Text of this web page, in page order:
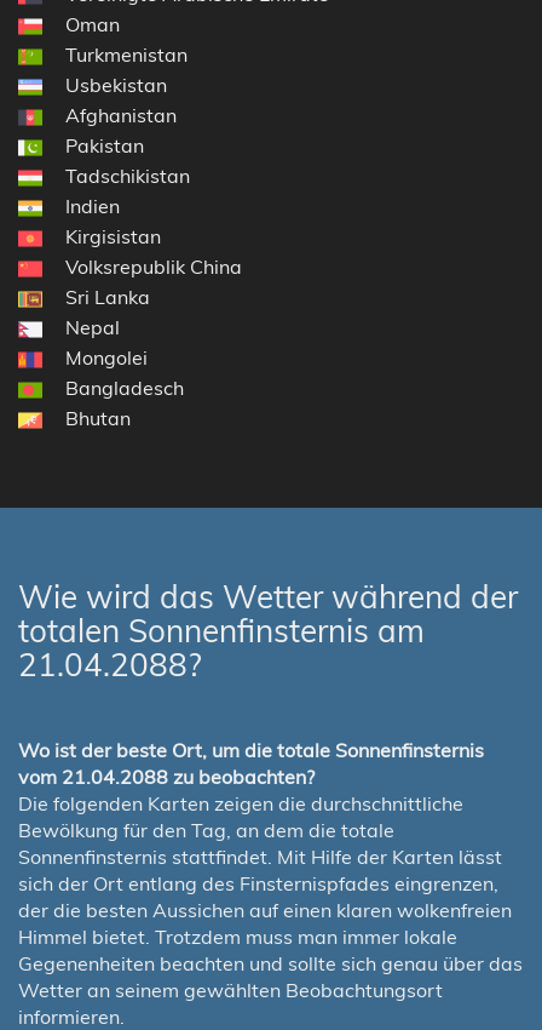
Oman
Turkmenistan
Usbekistan
Afghanistan
Pakistan
Tadschikistan
Indien
Kirgisistan
Volksrepublik China
Sri Lanka
Nepal
Mongolei
Bangladesch
Bhutan
Wie wird das Wetter während der
totalen Sonnenfinsternis am
21.04.2088?
Wo ist der beste Ort, um die totale Sonnenfinsternis
vom 21.04.2088 zu beobachten?
Die folgenden Karten zeigen die durchschnittliche
Bewölkung für den Tag, an dem die totale
Sonnenfinsternis stattfindet. Mit Hilfe der Karten lässt
sich der Ort entlang des Finsternispfades eingrenzen,
der die besten Aussichen auf einen klaren wolkenfreien
Himmel bietet. Trotzdem muss man immer lokale
Gegenenheiten beachten und sollte sich genau über das
Wetter an seinem gewählten Beobachtungsort
informieren.